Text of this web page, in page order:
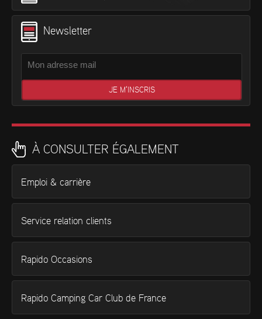
Newsletter
À CONSULTER ÉGALEMENT
Emploi & carrière
Service relation clients
Rapido Occasions
Rapido Camping Car Club de France